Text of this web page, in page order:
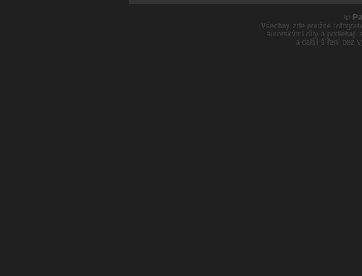
©
Všechny zde použité
autorskými díly a podléhají
a další šíření bez